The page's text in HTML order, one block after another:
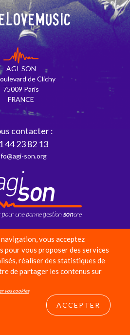
AGI-SON
de Clichy
75009 Paris
FRANCE
contacter :
44 23 82 13
son.org
Adhérer
un don
Équipe
vous acceptez
pour vous proposer des services
réaliser des statistiques de
de partager les contenus sur
vos cookies
ACCEPTER